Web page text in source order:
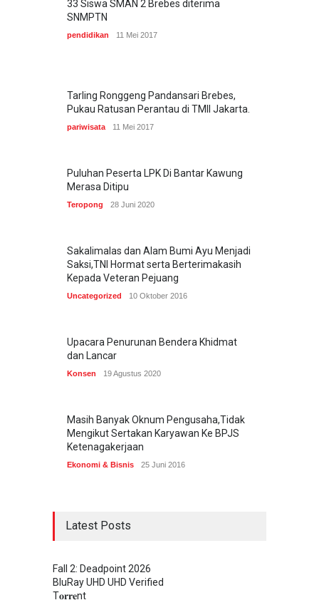
33 Siswa SMAN 2 Brebes diterima
SNMPTN
pendidikan 11 Mei 2017
Tarling Ronggeng Pandansari Brebes,
Pukau Ratusan Perantau di TMII Jakarta.
pariwisata 11 Mei 2017
Puluhan Peserta LPK Di Bantar Kawung
Merasa Ditipu
Teropong 28 Juni 2020
Sakalimalas dan Alam Bumi Ayu Menjadi
Saksi,TNI Hormat serta Berterimakasih
Kepada Veteran Pejuang
Uncategorized 10 Oktober 2016
Upacara Penurunan Bendera Khidmat
dan Lancar
Konsen 19 Agustus 2020
Masih Banyak Oknum Pengusaha,Tidak
Mengikut Sertakan Karyawan Ke BPJS
Ketenagakerjaan
Ekonomi & Bisnis 25 Juni 2016
Latest Posts
Fall 2: Deadpoint 2026
BluRay UHD UHD Verified
T𝐨𝐫𝐫𝐞nt